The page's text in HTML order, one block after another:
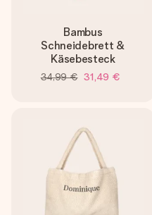
Bambus
Schneidebrett &
Käsebesteck
34,99 € 31,49 €